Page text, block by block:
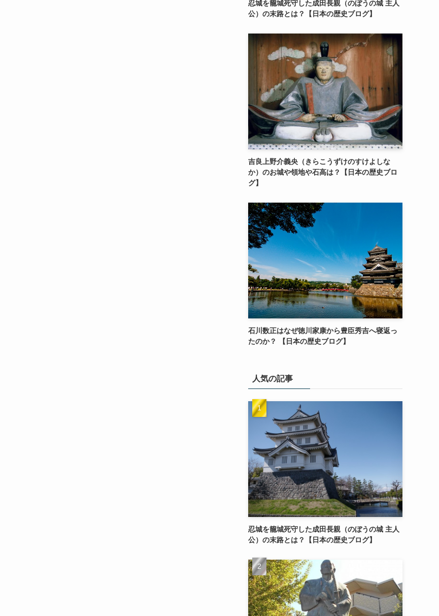
忍城を籠城死守した成田長親（のぼうの城 主人
公）の末路とは？【日本の歴史ブログ】
吉良上野介義央（きらこうずけのすけよしな
か）のお城や領地や石高は？【日本の歴史ブロ
グ】
石川数正はなぜ徳川家康から豊臣秀吉へ寝返っ
たのか？ 【日本の歴史ブログ】
人気の記事
忍城を籠城死守した成田長親（のぼうの城 主人
公）の末路とは？【日本の歴史ブログ】